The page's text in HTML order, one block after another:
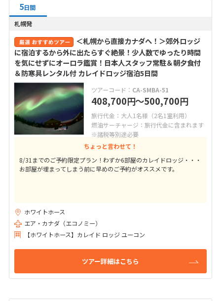
5日間
札幌発
＜札幌から直接カナダへ！＞郊外ロッジ
に宿泊するから外に出たらすぐ絶景！少人数でゆったり時間
を気にせずにオーロラ鑑賞！日本人スタッフ常駐＆朝夕食付
＆防寒具レンタル付 カレイドロッジ宿泊5日間
ツアーコード： CA-SMBA-51
408,700円〜500,700円
旅行代金：大人1名様（2名1室利用）
燃油サーチャージ：旅行代金に含まれます
※諸税等別途必要
ちょっと言わせて！
8/31までのご予約限定プラン！わずか6部屋のカレイドロッジ・・・
お部屋が埋まってしまう前に早めのご予約がオススメです。
ホワイトホース
エア・カナダ（エコノミー）
【ホワイトホース】カレイド ロッジ ユーコン
ツアー詳細はこちら